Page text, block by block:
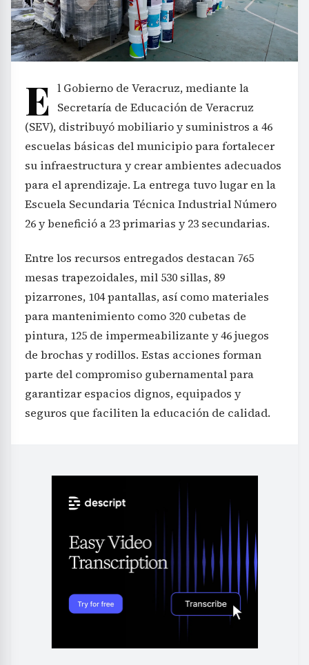
E l Gobierno de Veracruz, mediante la
Secretaría de Educación de Veracruz
(SEV), distribuyó mobiliario y suministros a 46
escuelas básicas del municipio para fortalecer
su infraestructura y crear ambientes adecuados
para el aprendizaje. La entrega tuvo lugar en la
Escuela Secundaria Técnica Industrial Número
26 y benefició a 23 primarias y 23 secundarias.
Entre los recursos entregados destacan 765
mesas trapezoidales, mil 530 sillas, 89
pizarrones, 104 pantallas, así como materiales
para mantenimiento como 320 cubetas de
pintura, 125 de impermeabilizante y 46 juegos
de brochas y rodillos. Estas acciones forman
parte del compromiso gubernamental para
garantizar espacios dignos, equipados y
seguros que faciliten la educación de calidad.